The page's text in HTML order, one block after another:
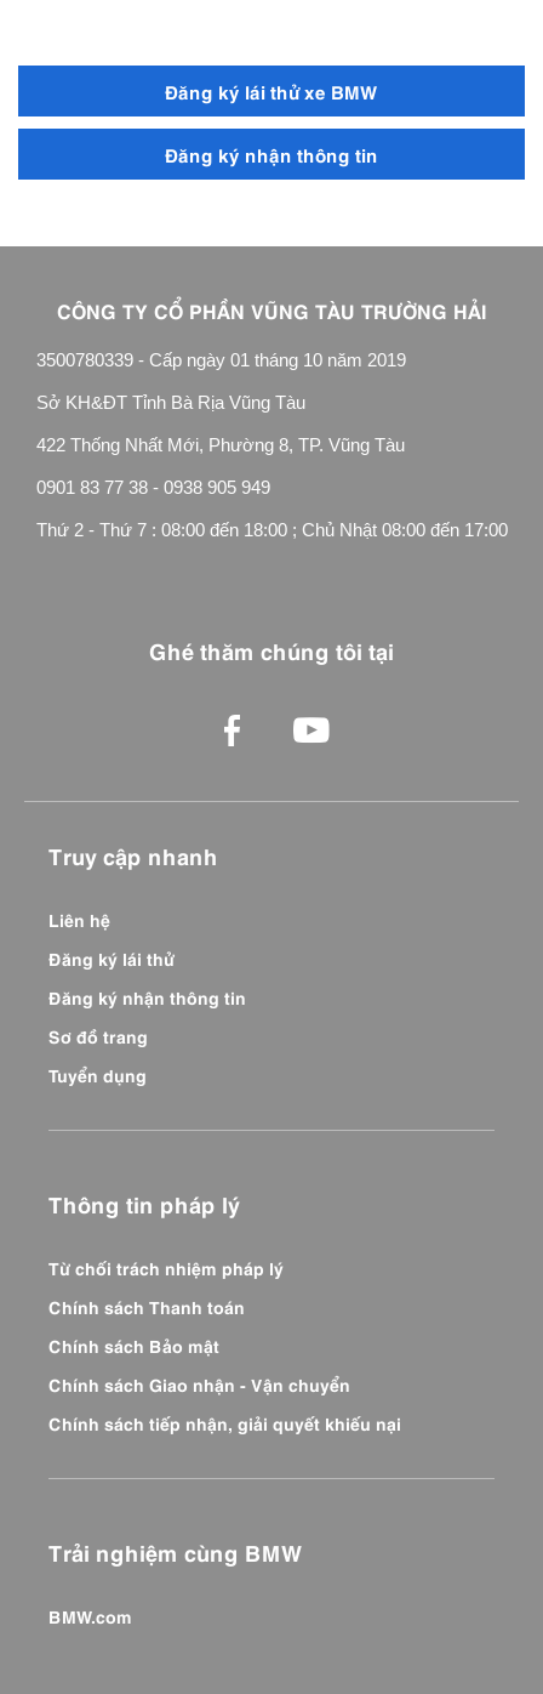
Đăng ký lái thử xe BMW
Đăng ký nhận thông tin
CÔNG TY CỔ PHẦN VŨNG TÀU TRƯỜNG HẢI
3500780339 - Cấp ngày 01 tháng 10 năm 2019
Sở KH&ĐT Tỉnh Bà Rịa Vũng Tàu
422 Thống Nhất Mới, Phường 8, TP. Vũng Tàu
0901 83 77 38 - 0938 905 949
Thứ 2 - Thứ 7 : 08:00 đến 18:00 ; Chủ Nhật 08:00 đến 17:00
Ghé thăm chúng tôi tại
Truy cập nhanh
Liên hệ
Đăng ký lái thử
Đăng ký nhận thông tin
Sơ đồ trang
Tuyển dụng
Thông tin pháp lý
Từ chối trách nhiệm pháp lý
Chính sách Thanh toán
Chính sách Bảo mật
Chính sách Giao nhận - Vận chuyển
Chính sách tiếp nhận, giải quyết khiếu nại
Trải nghiệm cùng BMW
BMW.com